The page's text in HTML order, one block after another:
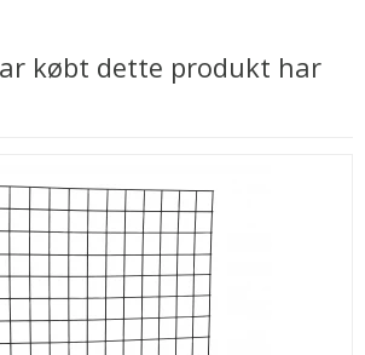
købt dette produkt har